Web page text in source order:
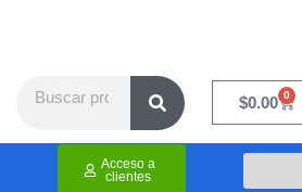
$0.00 0
Cart
Acceso a
clientes